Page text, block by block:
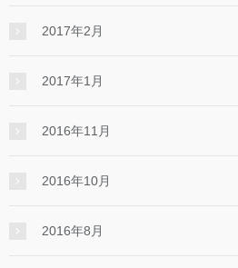
2017年2月
2017年1月
2016年11月
2016年10月
2016年8月